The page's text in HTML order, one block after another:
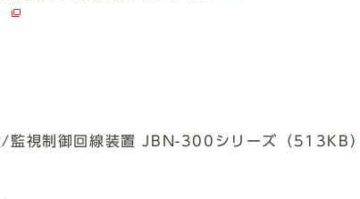
/監視制御回線装置 JBN-300シリーズ（513KB）